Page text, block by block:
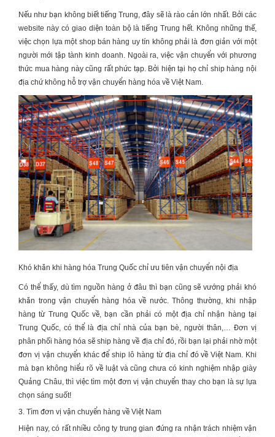
Nếu như bạn không biết tiếng Trung, đây sẽ là rào cản lớn nhất. Bởi các
website này có giao diện toàn bộ là tiếng Trung hết. Không những thế,
việc chọn lựa một shop bán hàng uy tín không phải là đơn giản với một
người mới tập tành kinh doanh. Ngoài ra, việc vận chuyển với phương
thức mua hàng này cũng rất phức tạp. Bởi hiện tại họ chỉ ship hàng nội
địa chứ không hỗ trợ vận chuyển hàng hóa về Việt Nam.
Khó khăn khi hàng hóa Trung Quốc chỉ ưu tiên vận chuyển nội địa
Có thể thấy, dù tìm nguồn hàng ở đâu thì bạn cũng sẽ vướng phải khó
khăn trong vận chuyển hàng hóa về nước. Thông thường, khi nhập
hàng từ Trung Quốc về, bạn cần phải có một địa chỉ nhận hàng tại
Trung Quốc, có thể là địa chỉ nhà của bạn bè, người thân,… Đơn vị
phân phối hàng hóa sẽ ship hàng về địa chỉ đó, rồi bạn lại phải nhờ một
đơn vị vận chuyển khác để ship lô hàng từ địa chỉ đó về Việt Nam. Khi
mà bạn không hiểu rõ về luật và cũng chưa có kinh nghiệmnhập giày
Quảng Châu, thì việc tìm một đơn vị vận chuyển thay cho bạn là sự lựa
chọn sáng suốt!
3. Tìm đơn vị vận chuyển hàng về Việt Nam
Hiện nay, có rất nhiều công ty trung gian đứng ra nhận trách nhiệm vận